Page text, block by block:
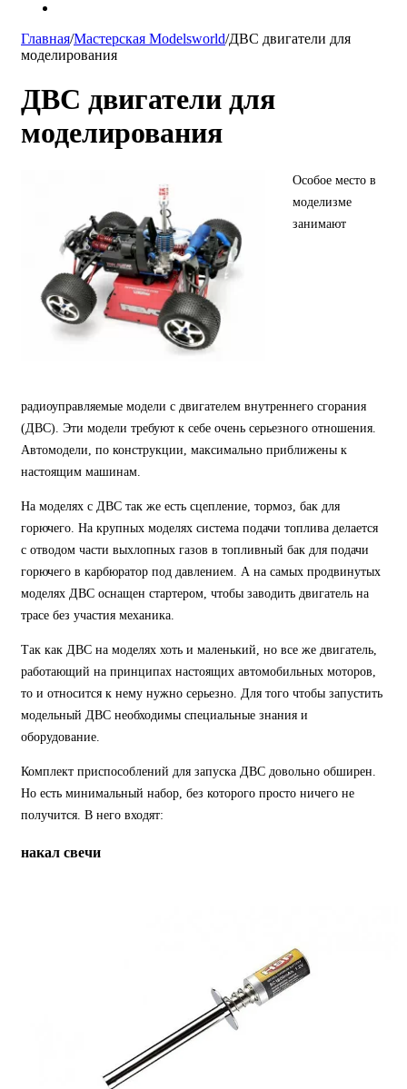
Главная/Мастерская Modelsworld/ДВС двигатели для
моделирования
ДВС двигатели для
моделирования
Особое место в
моделизме
занимают
радиоуправляемые модели с двигателем внутреннего сгорания
(ДВС). Эти модели требуют к себе очень серьезного отношения.
Автомодели, по конструкции, максимально приближены к
настоящим машинам.
На моделях с ДВС так же есть сцепление, тормоз, бак для
горючего. На крупных моделях система подачи топлива делается
с отводом части выхлопных газов в топливный бак для подачи
горючего в карбюратор под давлением. А на самых продвинутых
моделях ДВС оснащен стартером, чтобы заводить двигатель на
трасе без участия механика.
Так как ДВС на моделях хоть и маленький, но все же двигатель,
работающий на принципах настоящих автомобильных моторов,
то и относится к нему нужно серьезно. Для того чтобы запустить
модельный ДВС необходимы специальные знания и
оборудование.
Комплект приспособлений для запуска ДВС довольно обширен.
Но есть минимальный набор, без которого просто ничего не
получится. В него входят:
накал свечи